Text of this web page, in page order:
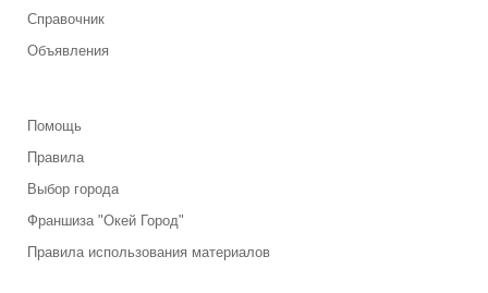
Справочник
Объявления
Помощь
Правила
Выбор города
Франшиза "Окей Город"
Правила использования материалов